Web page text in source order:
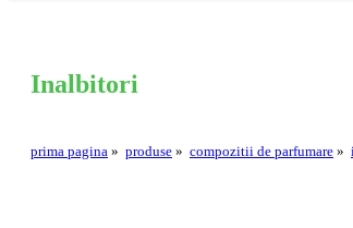
Inalbitori
prima pagina » produse » compozitii de parfumare »